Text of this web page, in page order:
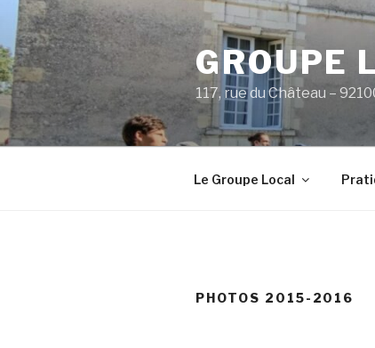
Aller
contenu
principal
GROUPE
117, rue du Château –
Le Groupe Local
PHOTOS 2015-2016